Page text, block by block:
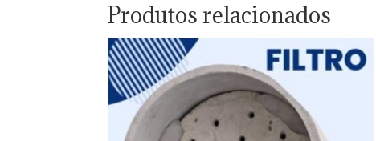
Produtos relacionados